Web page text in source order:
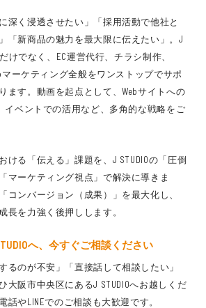
深く浸透させたい」「採用活動で他社と
「新商品の魅力を最大限に伝えたい」。J
けでなく、EC運営代行、チラシ制作、
マーケティング全般をワンストップでサポ
ます。動画を起点として、Webサイトへの
イベントでの活用など、多角的な戦略をご
ける「伝える」課題を、J STUDIOの「圧倒
マーケティング視点」で解決に導きま
コンバージョン（成果）」を最大化し、
長を力強く後押しします。
へ、今すぐご相談ください
るのが不安」「直接話して相談したい」
大阪市中央区にあるJ STUDIOへお越しくだ
話やLINEでのご相談も大歓迎です。